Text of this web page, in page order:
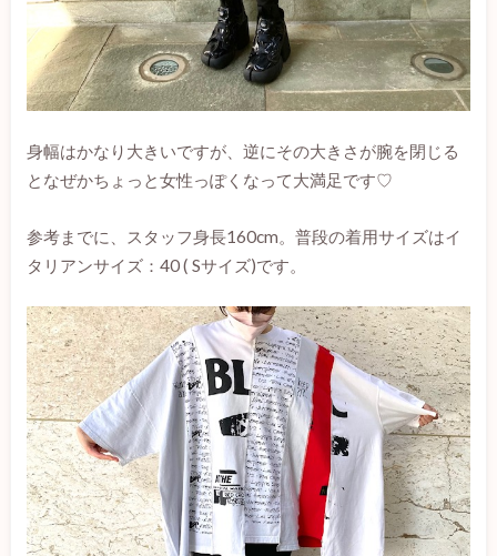
身幅はかなり大きいですが、逆にその大きさが腕を閉じる
となぜかちょっと女性っぽくなって大満足です♡
参考までに、スタッフ身長160cm。普段の着用サイズはイ
タリアンサイズ：40 ( Sサイズ)です。